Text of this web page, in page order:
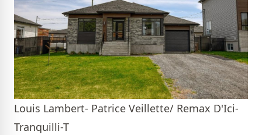
Louis Lambert- Patrice Veillette/ Remax D'Ici-
Tranquilli-T